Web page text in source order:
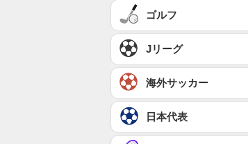
ゴルフ
Jリーグ
海外サッカー
日本代表